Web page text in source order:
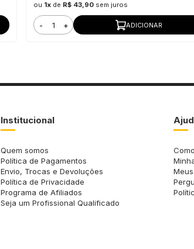
ou 1x de R$ 43,90 sem juros
- + ADICIONAR
Institucional
Quem somos
Política de Pagamentos
Envio, Trocas e Devoluções
Política de Privacidade
Programa de Afiliados
Seja um Profissional Qualificado